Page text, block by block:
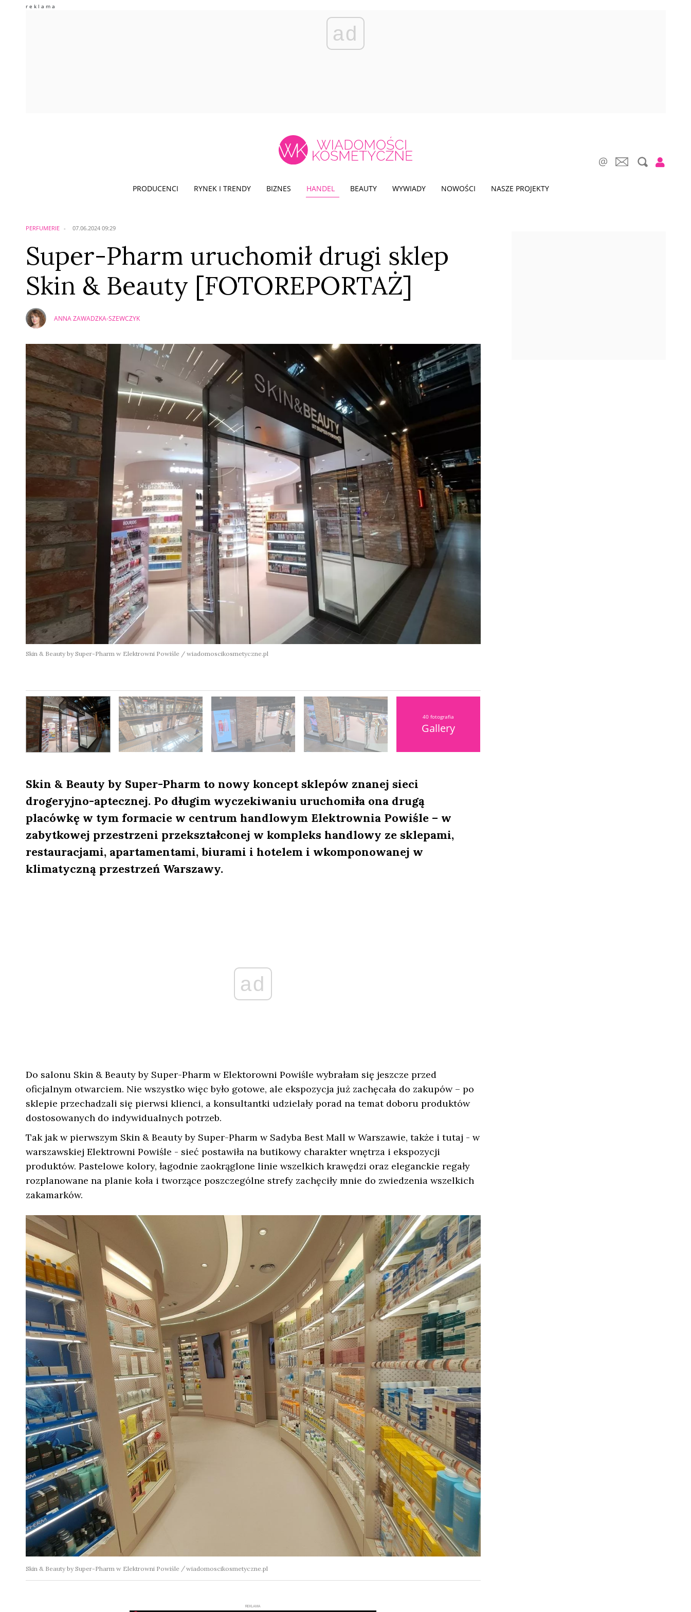
ad
PRODUCENCI RYNEK I TRENDY BIZNES HANDEL BEAUTY WYWIADY NOWOŚCI NASZE PROJEKTY
PERFUMERIE 07.06.2024 09:29
Super-Pharm uruchomił drugi sklep
Skin & Beauty [FOTOREPORTAŻ]
ANNA ZAWADZKA-SZEWCZYK
Skin & Beauty by Super-Pharm w Elektrowni Powiśle / wiadomoscikosmetyczne.pl
40 fotografia
Gallery
Skin & Beauty by Super-Pharm to nowy koncept sklepów znanej sieci
drogeryjno-aptecznej. Po długim wyczekiwaniu uruchomiła ona drugą
placówkę w tym formacie w centrum handlowym Elektrownia Powiśle – w
zabytkowej przestrzeni przekształconej w kompleks handlowy ze sklepami,
restauracjami, apartamentami, biurami i hotelem i wkomponowanej w
klimatyczną przestrzeń Warszawy.
ad
Do salonu Skin & Beauty by Super-Pharm w Elektorowni Powiśle wybrałam się jeszcze przed
oficjalnym otwarciem. Nie wszystko więc było gotowe, ale ekspozycja już zachęcała do zakupów – po
sklepie przechadzali się pierwsi klienci, a konsultantki udzielały porad na temat doboru produktów
dostosowanych do indywidualnych potrzeb.
Tak jak w pierwszym Skin & Beauty by Super-Pharm w Sadyba Best Mall w Warszawie, także i tutaj - w
warszawskiej Elektrowni Powiśle - sieć postawiła na butikowy charakter wnętrza i ekspozycji
produktów. Pastelowe kolory, łagodnie zaokrąglone linie wszelkich krawędzi oraz eleganckie regały
rozplanowane na planie koła i tworzące poszczególne strefy zachęciły mnie do zwiedzenia wszelkich
zakamarków.
Skin & Beauty by Super-Pharm w Elektrowni Powiśle wiadomoscikosmetyczne.pl
REKLAMA